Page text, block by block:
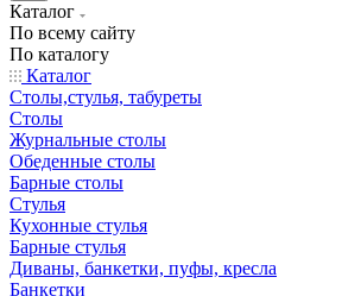
Каталог
По всему сайту
По каталогу
Каталог
Столы,стулья, табуреты
Столы
Журнальные столы
Обеденные столы
Барные столы
Стулья
Кухонные стулья
Барные стулья
Диваны, банкетки, пуфы, кресла
Банкетки